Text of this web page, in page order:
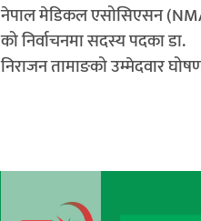
नेपाल मेडिकल एसोसिएसन
को निर्वाचनमा सदस्य पदका डा.
निराजन तामाङको उम्मेदवार